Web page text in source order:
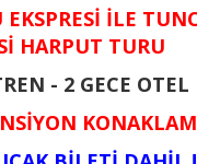
KONTENJAN
16995 TL
İLE
HARPUT TURU
- 2 GECE